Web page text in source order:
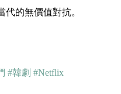
的無價值對抗。
#韓劇 #Netflix